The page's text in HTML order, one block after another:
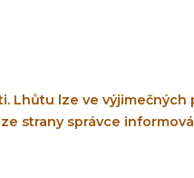
lze ve
strany správce